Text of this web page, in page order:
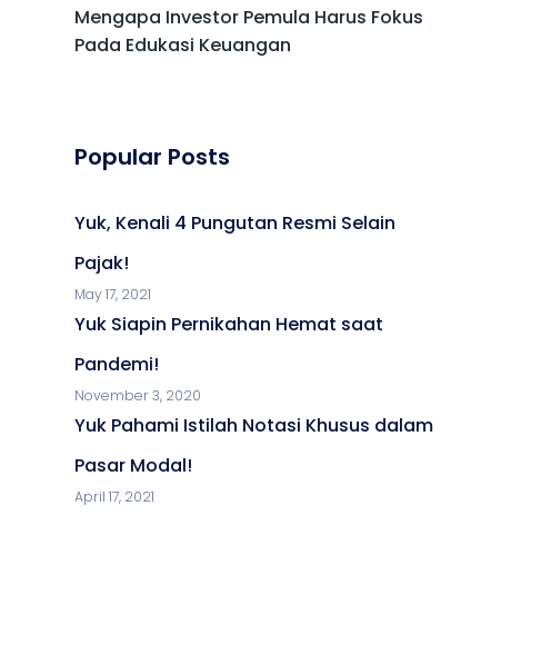
Mengapa Investor Pemula Harus Fokus
Pada Edukasi Keuangan
Popular Posts
Yuk, Kenali 4 Pungutan Resmi Selain
Pajak!
May 17, 2021
Yuk Siapin Pernikahan Hemat saat
Pandemi!
November 3, 2020
Yuk Pahami Istilah Notasi Khusus dalam
Pasar Modal!
April 17, 2021